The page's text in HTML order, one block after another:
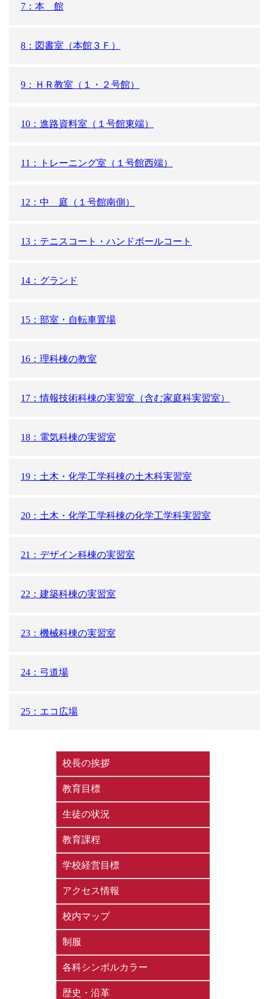
7：本 館
8：図書室（本館３Ｆ）
9：ＨＲ教室（１・２号館）
10：進路資料室（１号館東端）
11：トレーニング室（１号館西端）
12：中 庭（１号館南側）
13：テニスコート・ハンドボールコート
14：グランド
15：部室・自転車置場
16：理科棟の教室
17：情報技術科棟の実習室（含む家庭科実習室）
18：電気科棟の実習室
19：土木・化学工学科棟の土木科実習室
20：土木・化学工学科棟の化学工学科実習室
21：デザイン科棟の実習室
22：建築科棟の実習室
23：機械科棟の実習室
24：弓道場
25：エコ広場
校長の挨拶
教育目標
生徒の状況
教育課程
学校経営目標
アクセス情報
校内マップ
制服
各科シンボルカラー
歴史・沿革